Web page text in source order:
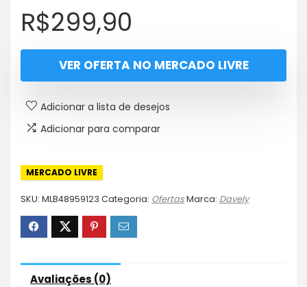
R$299,90
VER OFERTA NO MERCADO LIVRE
Adicionar a lista de desejos
Adicionar para comparar
MERCADO LIVRE
SKU: MLB48959123 Categoria: OfertasMarca: Davely
Avaliações (0)